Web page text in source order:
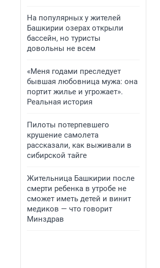
На популярных у жителей
Башкирии озерах открыли
бассейн, но туристы
довольны не всем
«Меня годами преследует
бывшая любовница мужа: она
портит жилье и угрожает».
Реальная история
Пилоты потерпевшего
крушение самолета
рассказали, как выживали в
сибирской тайге
Жительница Башкирии после
смерти ребенка в утробе не
сможет иметь детей и винит
медиков — что говорит
Минздрав